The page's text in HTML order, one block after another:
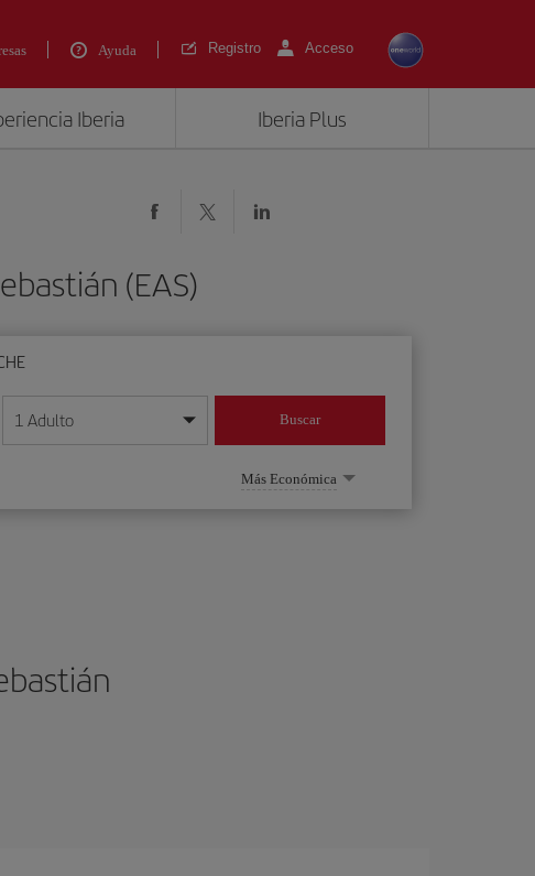
Ayuda Registro Acceso
Iberia Iberia Plus
(EAS)
día/mes/año
1 Adulto Buscar
Más Económica